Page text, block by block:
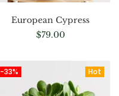
European Cypress
$79.00
Hot
-33%